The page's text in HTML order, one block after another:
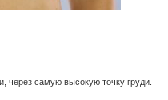
через самую высокую точку груди.